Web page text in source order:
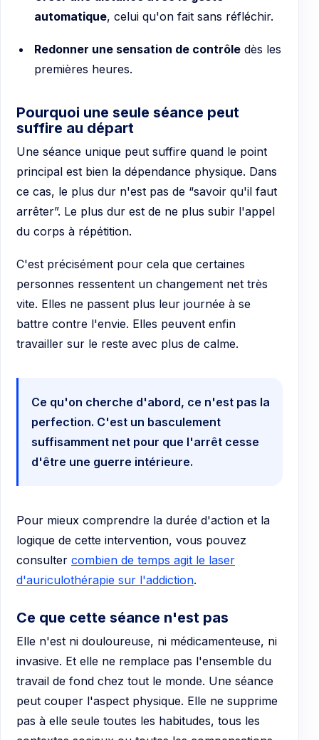
automatique, celui qu'on fait sans réfléchir.
Redonner une sensation de contrôledès les
premières heures.
Pourquoi une seule séance peut
suffire au départ
Une séance unique peut suffire quand le point
principal est bien la dépendance physique. Dans
ce cas, le plus dur n'est pas de “savoir qu'il faut
arrêter”. Le plus dur est de ne plus subir l'appel
du corps à répétition.
C'est précisément pour cela que certaines
personnes ressentent un changement net très
vite. Elles ne passent plus leur journée à se
battre contre l'envie. Elles peuvent enfin
travailler sur le reste avec plus de calme.
Ce qu'on cherche d'abord, ce n'est pas la
perfection. C'est un basculement
suffisamment net pour que l'arrêt cesse
d'être une guerre intérieure.
Pour mieux comprendre la durée d'action et la
logique de cette intervention, vous pouvez
consulter combien de temps agit le laser
d'auriculothérapie sur l'addiction.
Ce que cette séance n'est pas
Elle n'est ni douloureuse, ni médicamenteuse, ni
invasive. Et elle ne remplace pas l'ensemble du
travail de fond chez tout le monde. Une séance
peut couper l'aspect physique. Elle ne supprime
pas à elle seule toutes les habitudes, tous les